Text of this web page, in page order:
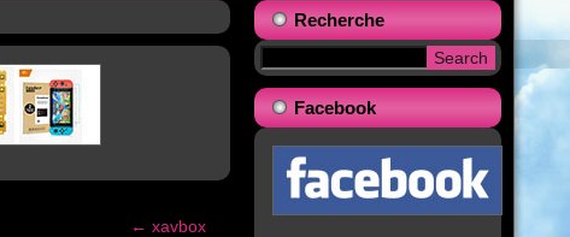
← xavbox
Recherche
Facebook